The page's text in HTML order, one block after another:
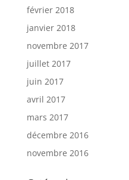
février 2018
janvier 2018
novembre 2017
juillet 2017
juin 2017
avril 2017
mars 2017
décembre 2016
novembre 2016